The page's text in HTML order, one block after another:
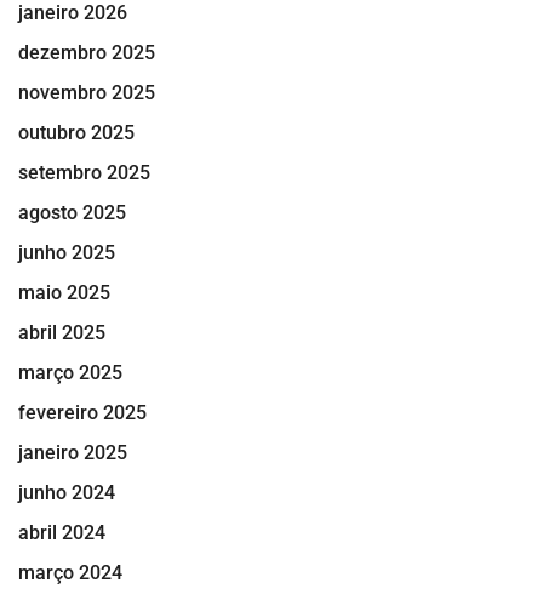
janeiro 2026
dezembro 2025
novembro 2025
outubro 2025
setembro 2025
agosto 2025
junho 2025
maio 2025
abril 2025
março 2025
fevereiro 2025
janeiro 2025
junho 2024
abril 2024
março 2024